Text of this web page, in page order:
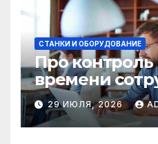
СТАНКИ И ОБОРУДОВАНИЕ
Про контроль
времени
29 ИЮЛЯ, 2026